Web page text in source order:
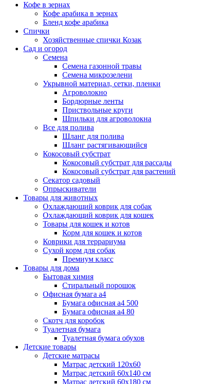
Кофе в зернах
Кофе арабика в зернах
Бленд кофе арабика
Спички
Хозяйственные спички Козак
Сад и огород
Семена
Семена газонной травы
Семена микрозелени
Укрывной материал, сетки, пленки
Агроволокно
Бордюрные ленты
Приствольные круги
Шпильки для агроволокна
Все для полива
Шланг для полива
Шланг растягивающийся
Кокосовый субстрат
Кокосовый субстрат для рассады
Кокосовый субстрат для растений
Секатор садовый
Опрыскиватели
Товары для животных
Охлаждающий коврик для собак
Охлаждающий коврик для кошек
Товары для кошек и котов
Корм для кошек и котов
Коврики для террариума
Сухой корм для собак
Премиум класс
Товары для дома
Бытовая химия
Стиральный порошок
Офисная бумага а4
Бумага офисная а4 500
Бумага офисная а4 80
Скотч для коробок
Туалетная бумага
Туалетная бумага обухов
Детские товары
Детские матрасы
Матрас детский 120х60
Матрас детский 60х140 см
Матрас детский 60х180 см